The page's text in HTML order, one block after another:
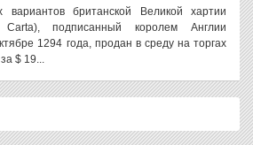
британской Великой хартии
Carta), подписанный королем Англии
1294 года, продан в среду на торгах
$ 19...